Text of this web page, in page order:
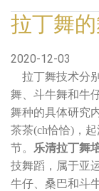
拉丁舞
2020-12-03
拉丁舞技术分
舞、斗牛舞和牛
舞种的具体研究
茶茶(ch恰恰)，
节。 乐清拉丁舞
技舞蹈，属于亚
牛仔、桑巴和斗